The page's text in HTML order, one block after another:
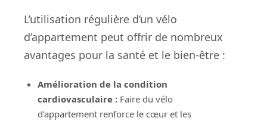
L’utilisation régulière d’un vélo
d’appartement peut offrir de nombreux
avantages pour la santé et le bien-être :
Amélioration de la condition
cardiovasculaire :Faire du vélo
d’appartement renforce le cœur et les